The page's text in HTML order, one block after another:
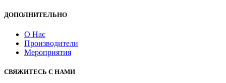
ДОПОЛНИТЕЛЬНО
О Нас
Производители
Мероприятия
СВЯЖИТЕСЬ С НАМИ